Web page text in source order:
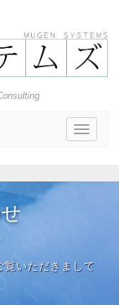
Toggle
覧いただきまして